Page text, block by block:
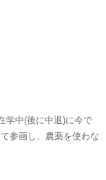
学中(後に中退)に今で
参画し、農薬を使わな